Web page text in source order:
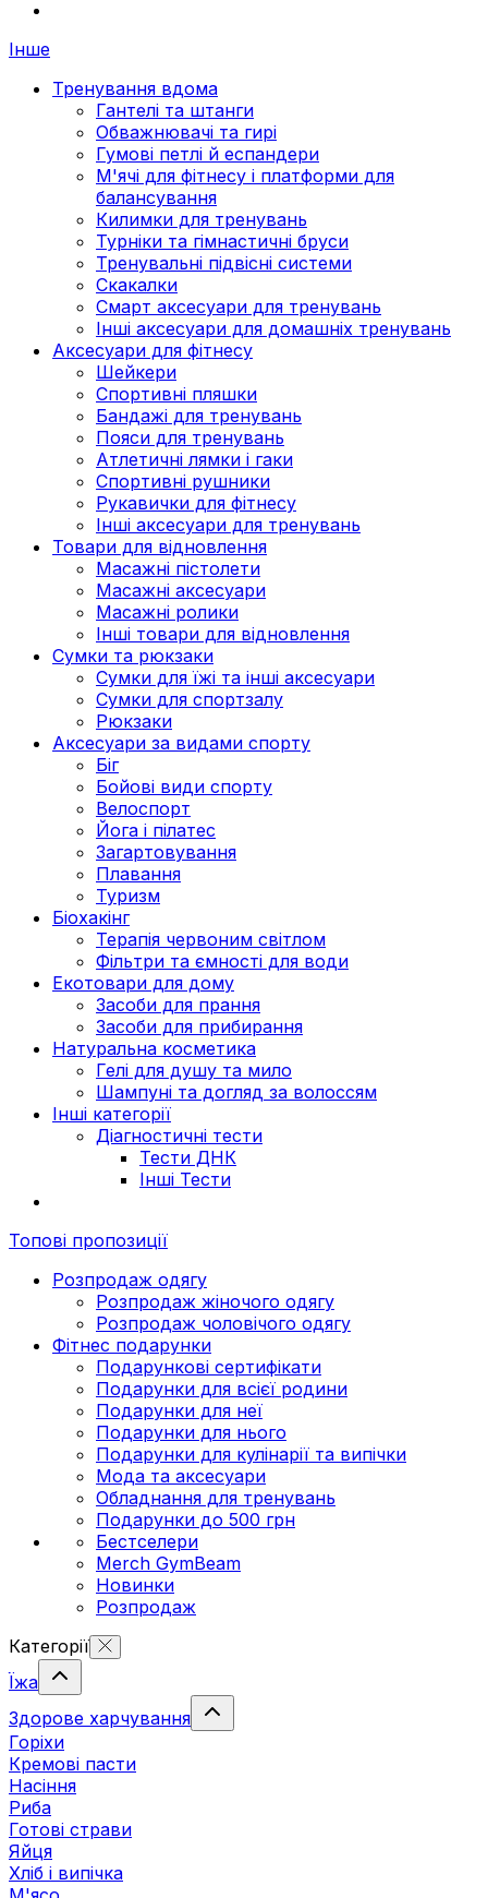
Інше
Тренування вдома
Гантелі та штанги
Обважнювачі та гирі
Гумові петлі й еспандери
М'ячі для фітнесу і платформи для
балансування
Килимки для тренувань
Турніки та гімнастичні бруси
Тренувальні підвісні системи
Скакалки
Смарт аксесуари для тренувань
Інші аксесуари для домашніх тренувань
Аксесуари для фітнесу
Шейкери
Спортивні пляшки
Бандажі для тренувань
Пояси для тренувань
Атлетичні лямки і гаки
Спортивні рушники
Рукавички для фітнесу
Інші аксесуари для тренувань
Товари для відновлення
Масажні пістолети
Масажні аксесуари
Масажні ролики
Інші товари для відновлення
Сумки та рюкзаки
Сумки для їжі та інші аксесуари
Сумки для спортзалу
Рюкзаки
Аксесуари за видами спорту
Біг
Бойові види спорту
Велоспорт
Йога і пілатес
Загартовування
Плавання
Туризм
Біохакінг
Терапія червоним світлом
Фільтри та ємності для води
Екотовари для дому
Засоби для прання
Засоби для прибирання
Натуральна косметика
Гелі для душу та мило
Шампуні та догляд за волоссям
Інші категорії
Діагностичні тести
Тести ДНК
Інші Тести
Топові пропозиції
Розпродаж одягу
Розпродаж жіночого одягу
Розпродаж чоловічого одягу
Фітнес подарунки
Подарункові сертифікати
Подарунки для всієї родини
Подарунки для неї
Подарунки для нього
Подарунки для кулінарії та випічки
Мода та аксесуари
Обладнання для тренувань
Подарунки до 500 грн
Бестселери
Merch GymBeam
Новинки
Розпродаж
Категорії
Їжа
Здорове харчування
Горіхи
Кремові пасти
Насіння
Риба
Готові страви
Яйця
Хліб і випічка